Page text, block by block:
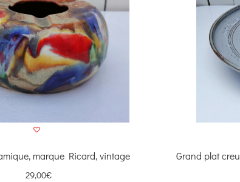
marque Ricard, vintage
29,00€
Grand plat